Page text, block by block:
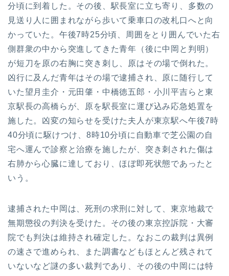
分頃に到着した。その後、駅長室に立ち寄り、多数の
見送り人に囲まれながら歩いて乗車口の改札口へと向
かっていた。午後7時25分頃、周囲をとり囲んでいた右
側群衆の中から突進してきた青年（後に中岡と判明）
が短刀を原の右胸に突き刺し、原はその場で倒れた。
凶行に及んだ青年はその場で逮捕され、原に随行して
いた望月圭介・元田肇・中橋徳五郎・小川平吉らと東
京駅長の高橋らが、原を駅長室に運び込み応急処置を
施した。凶変の知らせを受けた夫人が東京駅へ午後7時
40分頃に駆けつけ、8時10分頃に自動車で芝公園の自
宅へ運んで診察と治療を施したが、突き刺された傷は
右肺から心臓に達しており、ほぼ即死状態であったと
いう。
逮捕された中岡は、死刑の求刑に対して、東京地裁で
無期懲役の判決を受けた。その後の東京控訴院・大審
院でも判決は維持され確定した。なおこの裁判は異例
の速さで進められ、また調書などもほとんど残されて
いないなど謎の多い裁判であり、その後の中岡には特